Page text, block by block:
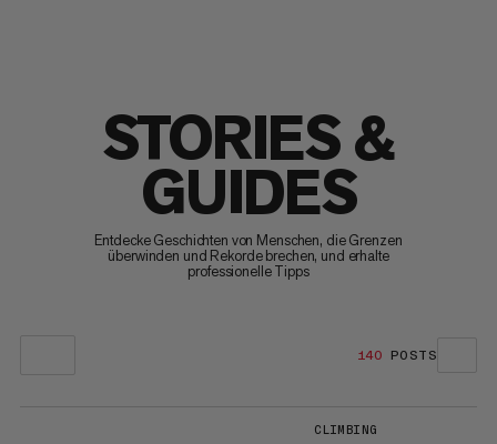
STORIES &
GUIDES
Entdecke Geschichten von Menschen, die Grenzen
überwinden und Rekorde brechen, und erhalte
professionelle Tipps
140 POSTS
CLIMBING